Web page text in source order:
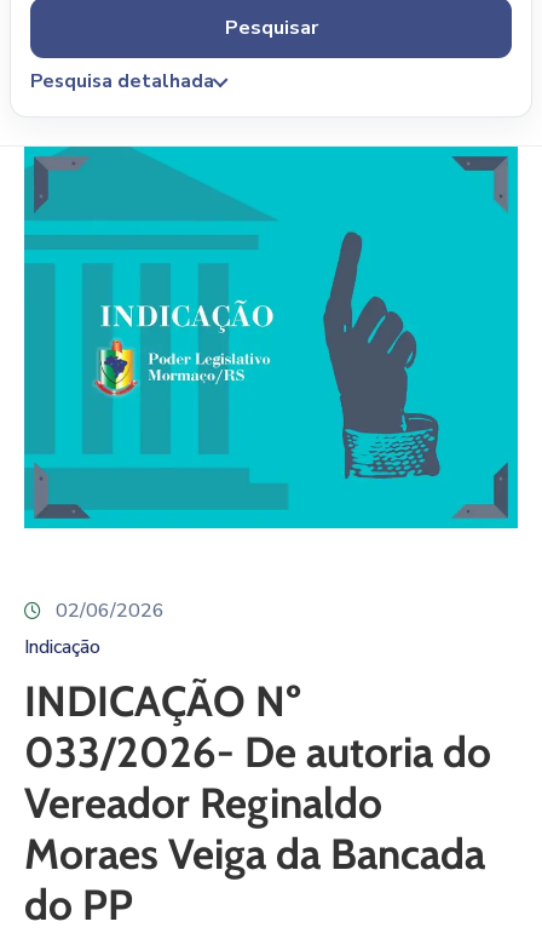
Pesquisar
Pesquisa detalhada
02/06/2026
Indicação
INDICAÇÃO Nº
033/2026- De autoria do
Vereador Reginaldo
Moraes Veiga da Bancada
do PP